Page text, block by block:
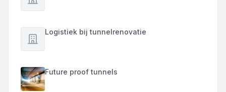
Logistiek bij tunnelrenovatie
Future proof tunnels